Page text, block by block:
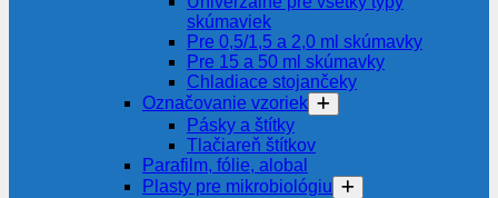
skúmaviek
Pre 0,5/1,5 a 2,0 ml skúmavky
Pre 15 a 50 ml skúmavky
Chladiace stojančeky
Označovanie vzoriek
Pásky a štítky
Tlačiareň štítkov
Parafilm, fólie, alobal
Plasty pre mikrobiológiu